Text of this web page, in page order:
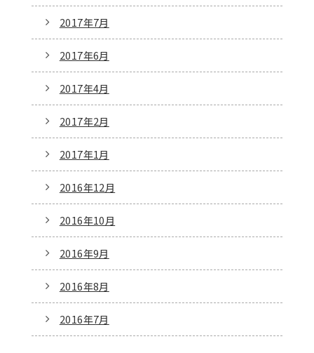
2017年7月
2017年6月
2017年4月
2017年2月
2017年1月
2016年12月
2016年10月
2016年9月
2016年8月
2016年7月